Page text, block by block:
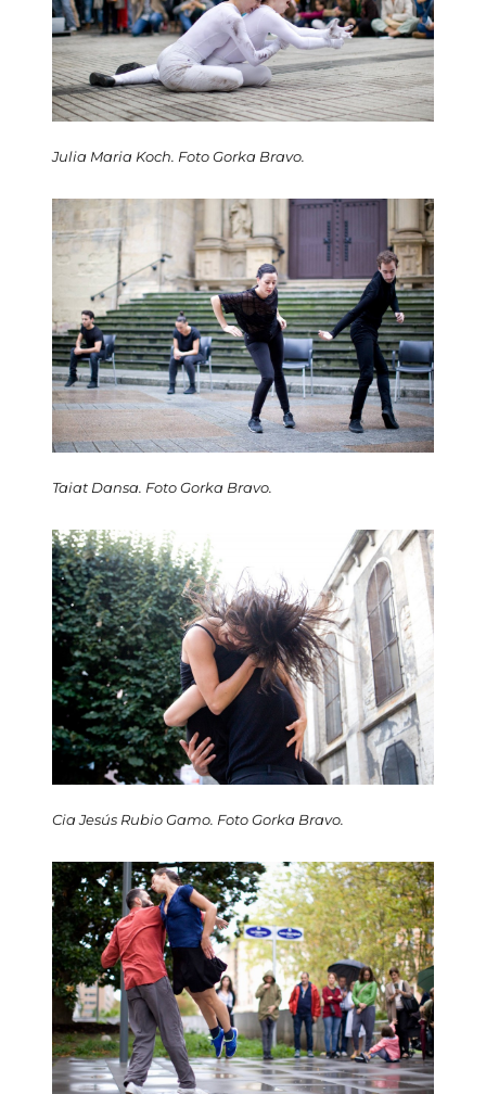
Julia Maria Koch. Foto Gorka Bravo.
Taiat Dansa. Foto Gorka Bravo.
Cia Jesús Rubio Gamo. Foto Gorka Bravo.